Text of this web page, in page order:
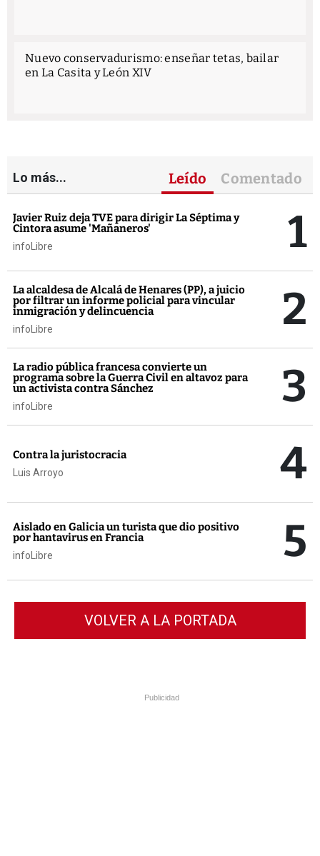
Nuevo conservadurismo: enseñar tetas, bailar
en La Casita y León XIV
Lo más... Leído Comentado
Javier Ruiz deja TVE para dirigir La Séptima y
Cintora asume 'Mañaneros'
infoLibre 1
La alcaldesa de Alcalá de Henares (PP), a juicio
por filtrar un informe policial para vincular
inmigración y delincuencia
infoLibre 2
La radio pública francesa convierte un
programa sobre la Guerra Civil en altavoz para
un activista contra Sánchez
infoLibre 3
Contra la juristocracia
Luis Arroyo 4
Aislado en Galicia un turista que dio positivo
por hantavirus en Francia
infoLibre 5
VOLVER A LA PORTADA
Publicidad